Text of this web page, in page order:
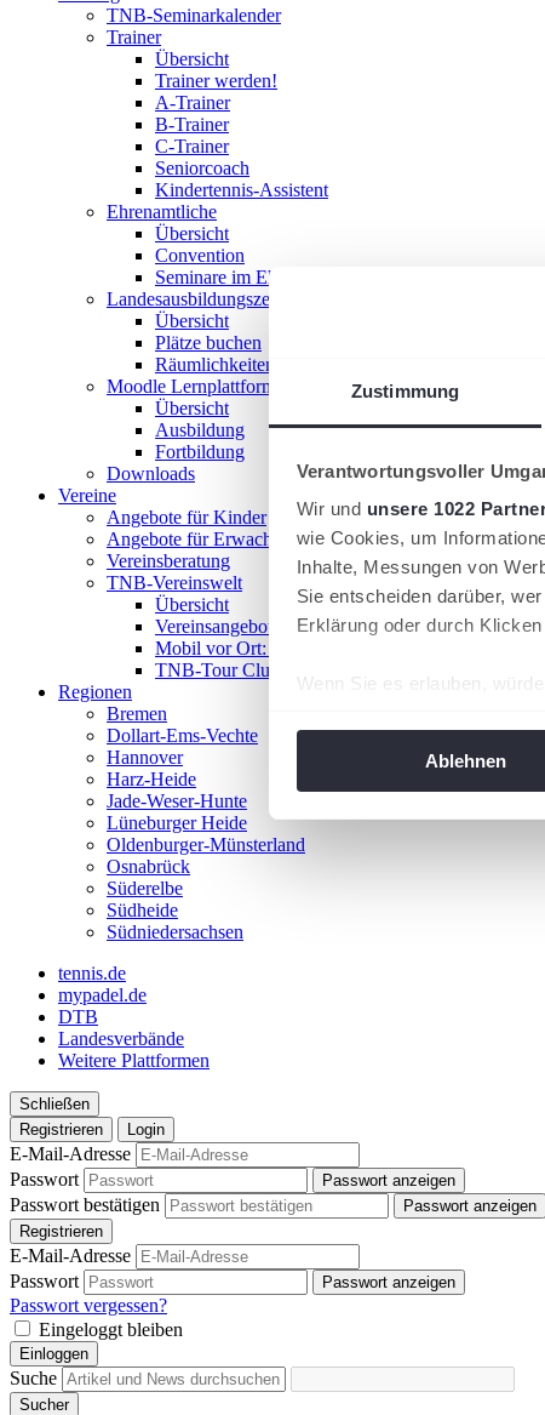
Zustimmung
Verantwortungsvoller
Wir und unsere 1022
wie Cookies, um
Inhalte, Messungen von
Sie entscheiden darüber,
Erklärung oder durch
Wenn Sie es erlauben,
Ablehnen
TNB-Seminarkalender
Trainer
Übersicht
Trainer werden!
A-Trainer
B-Trainer
C-Trainer
Seniorcoach
Kindertennis-Assistent
Ehrenamtliche
Übersicht
Convention
Seminare im Ehrenamt
Landesausbildungszentrum
Übersicht
Plätze buchen
Räumlichkeiten nutzen
Moodle Lernplattform
Übersicht
Ausbildung
Fortbildung
Downloads
Vereine
Angebote für Kinder
Angebote für Erwachsene
Vereinsberatung
TNB-Vereinswelt
Übersicht
Vereinsangebote
Mobil vor Ort: Das TNB-Mobil
TNB-Tour Clubs
Regionen
Bremen
Dollart-Ems-Vechte
Hannover
Harz-Heide
Jade-Weser-Hunte
Lüneburger Heide
Oldenburger-Münsterland
Osnabrück
Süderelbe
Südheide
Südniedersachsen
tennis.de
mypadel.de
DTB
Landesverbände
Weitere Plattformen
Schließen
Registrieren
Login
E-Mail-Adresse
Passwort
Passwort anzeigen
Passwort bestätigen
Passwort anzeigen
Registrieren
E-Mail-Adresse
Passwort
Passwort anzeigen
Passwort vergessen?
Eingeloggt bleiben
Einloggen
Suche
Sucher